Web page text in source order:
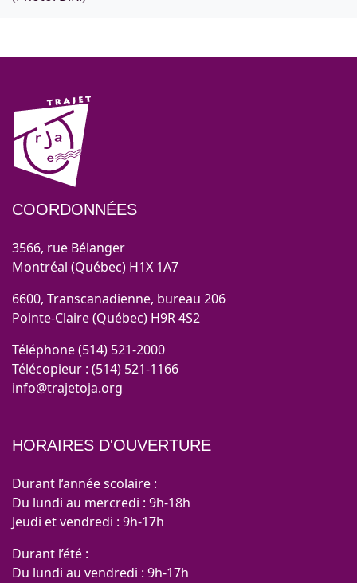
COORDONNÉES
3566, rue Bélanger
Montréal (Québec) H1X 1A7
6600, Transcanadienne, bureau 206
Pointe-Claire (Québec) H9R 4S2
Téléphone (514) 521-2000
Télécopieur : (514) 521-1166
info@trajetoja.org
HORAIRES D'OUVERTURE
Durant l’année scolaire :
Du lundi au mercredi : 9h-18h
Jeudi et vendredi : 9h-17h
Durant l’été :
Du lundi au vendredi : 9h-17h